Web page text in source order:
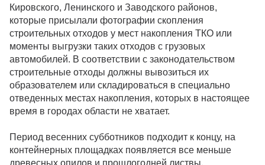
Кировского, Ленинского и Заводского районов,
которые присылали фотографии скопления
строительных отходов у мест накопления ТКО или
моменты выгрузки таких отходов с грузовых
автомобилей. В соответствии с законодательством
строительные отходы должны вывозиться их
образователем или складироваться в специально
отведенных местах накопления, которых в настоящее
время в городах области не хватает.
Период весенних субботников подходит к концу, на
контейнерных площадках появляется все меньше
древесных опилов и прошлогодней листвы.